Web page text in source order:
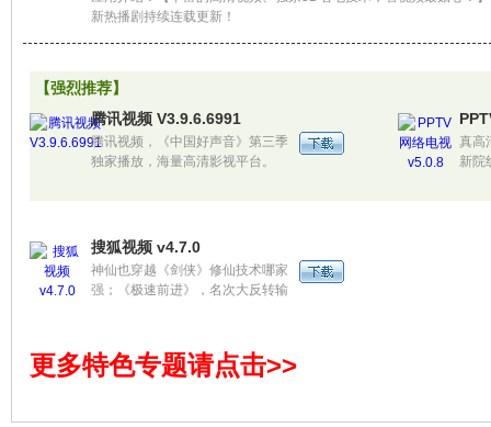
新热播剧持续连载更新！
【强烈推荐】
腾讯视频 V3.9.6.6991
腾讯视频，《中国好声音》第三季
独家播放，海量高清影视平台。
揭幕
真高
新院
搜狐视频 v4.7.0
神仙也穿越《剑侠》修仙技术哪家
强；《极速前进》，名次大反转输
宫斗理还乱的虐恋升级；《航海
王》起航，看航海日记，拥有童心
更多特色专题请点击>>